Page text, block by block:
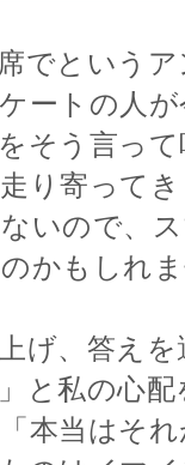
でという
ートの人
そう言っ
り寄って
いので、
かもしれ
げ、答え
と私の心
本当はそ